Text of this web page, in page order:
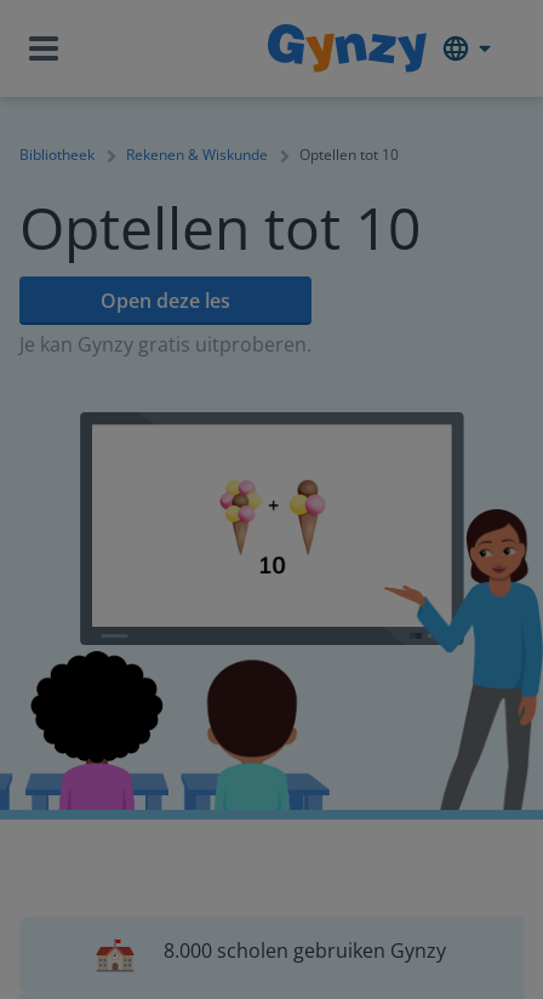
Bibliotheek Rekenen & Wiskunde Optellen tot 10
Optellen tot 10
Open deze les
Je kan Gynzy gratis uitproberen.
8.000 scholen gebruiken Gynzy